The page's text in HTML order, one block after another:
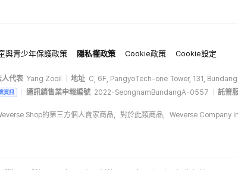
與青少年保護政策 隱私權政策 Cookie政策 Cookie設定
人代表 Yang Zooil 地址 C, 6F, PangyoTech-one Tower, 131,
資訊 通訊銷售業申報編號 2022-SeongnamBundangA-0557 託管
Shop的第三方個人賣家商品，對於此類商品，Weverse Company